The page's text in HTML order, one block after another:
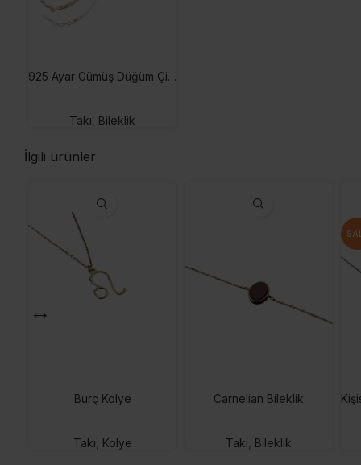
925 Ayar Gümüş Düğüm Çift Bileklik, Unisex Aşk Düğümü Bileklik
Takı Bileklik
İlgili ürünler
Burç Kolye
Takı Kolye
Carnelian Bileklik
Takı Bileklik